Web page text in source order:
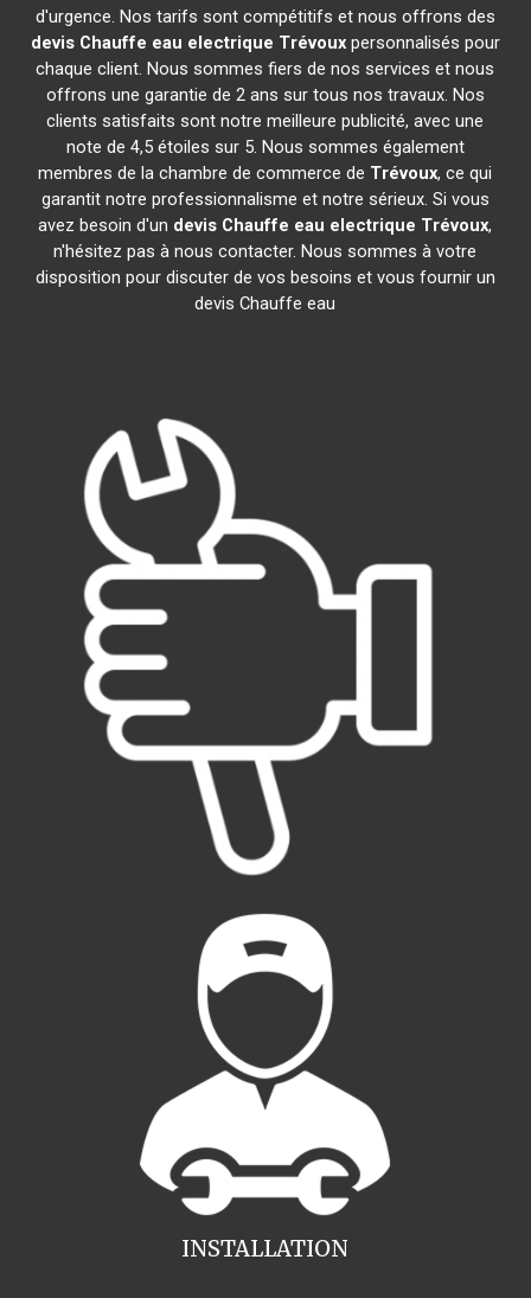
d'urgence. Nos tarifs sont compétitifs et nous offrons des
devis Chauffe eau electrique Trévouxpersonnalisés pour
chaque client. Nous sommes fiers de nos services et nous
offrons une garantie de 2 ans sur tous nos travaux. Nos
clients satisfaits sont notre meilleure publicité, avec une
note de 4,5 étoiles sur 5. Nous sommes également
membres de la chambre de commerce de Trévoux, ce qui
garantit notre professionnalisme et notre sérieux. Si vous
avez besoin d'un devis Chauffe eau electrique Trévoux,
n'hésitez pas à nous contacter. Nous sommes à votre
disposition pour discuter de vos besoins et vous fournir un
devis Chauffe eau
INSTALLATION